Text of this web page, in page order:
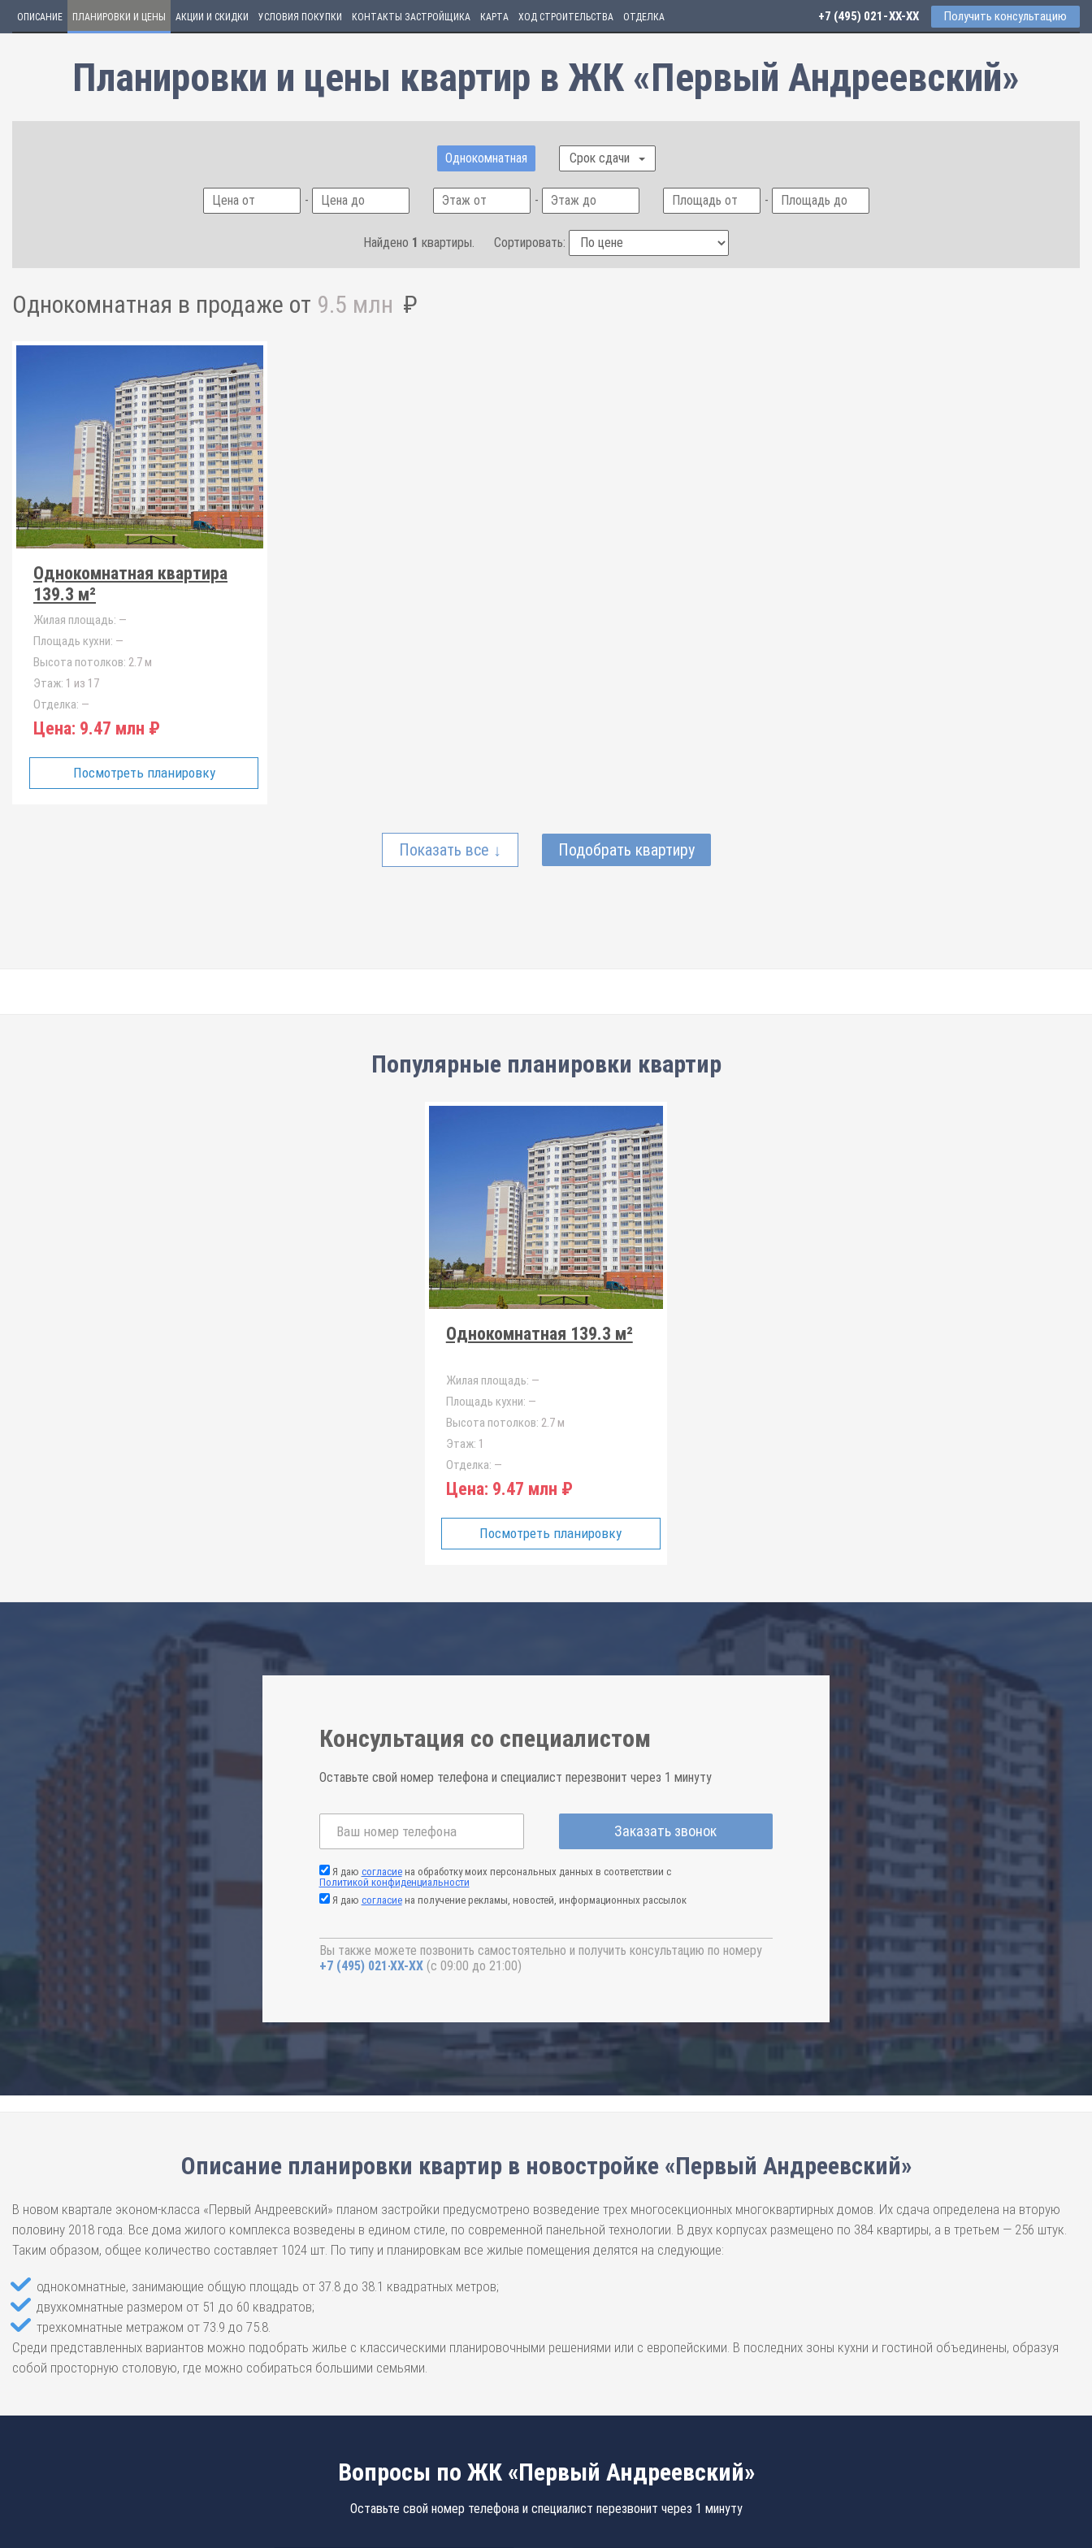
ОПИСАНИЕ ПЛАНИРОВКИ И ЦЕНЫ АКЦИИ И СКИДКИ УСЛОВИЯ ПОКУПКИ КОНТАКТЫ ЗАСТРОЙЩИКА КАРТА ХОД СТРОИТЕЛЬСТВА ОТДЕЛКА +7 (495) 021-41-76 Получить консультацию
Планировки и цены квартир в ЖК «Первый Андреевский»
Однокомнатная Срок сдачи
- - -
Найдено 1 квартиры. Сортировать:
Однокомнатная в продаже от 9.5 млн ₽
Однокомнатная квартира
139.3 м²
Жилая площадь: —
Площадь кухни: —
Высота потолков: 2.7 м
Этаж: 1 из 17
Отделка: —
Цена: 9.47 млн ₽
Посмотреть планировку
Показать все ↓ Подобрать квартиру
Популярные планировки квартир
Однокомнатная 139.3 м²
Жилая площадь: —
Площадь кухни: —
Высота потолков: 2.7 м
Этаж: 1
Отделка: —
Цена: 9.47 млн ₽
Посмотреть планировку
Консультация со специалистом
Оставьте свой номер телефона и специалист перезвонит через 1 минуту
Заказать звонок
Я даю согласиена обработку моих персональных данных в соответствии с
Политикой конфиденциальности
Я даю согласиена получение рекламы, новостей, информационных рассылок
Вы также можете позвонить самостоятельно и получить консультацию по номеру
+7 (495) 021-41-76 (с 09:00 до 21:00)
Описание планировки квартир в новостройке «Первый Андреевский»
В новом квартале эконом-класса «Первый Андреевский» планом застройки предусмотрено возведение трех многосекционных многоквартирных домов. Их сдача определена на вторую
половину 2018 года. Все дома жилого комплекса возведены в едином стиле, по современной панельной технологии. В двух корпусах размещено по 384 квартиры, а в третьем — 256 штук.
Таким образом, общее количество составляет 1024 шт. По типу и планировкам все жилые помещения делятся на следующие:
однокомнатные, занимающие общую площадь от 37.8 до 38.1 квадратных метров;
двухкомнатные размером от 51 до 60 квадратов;
трехкомнатные метражом от 73.9 до 75.8.
Среди представленных вариантов можно подобрать жилье с классическими планировочными решениями или с европейскими. В последних зоны кухни и гостиной объединены, образуя
собой просторную столовую, где можно собираться большими семьями.
Вопросы по ЖК «Первый Андреевский»
Оставьте свой номер телефона и специалист перезвонит через 1 минуту